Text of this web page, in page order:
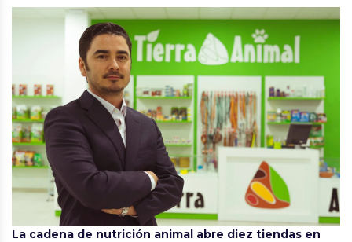
La cadena de nutrición animal abre diez tiendas en